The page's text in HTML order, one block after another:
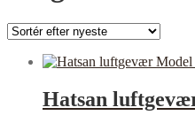
Hatsan